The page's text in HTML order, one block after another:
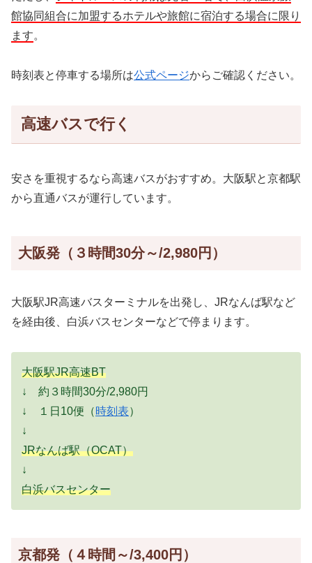
館協同組合に加盟するホテルや旅館に宿泊する場合に限り
ます。
時刻表と停車する場所は公式ページからご確認ください。
高速バスで行く
安さを重視するなら高速バスがおすすめ。大阪駅と京都駅
から直通バスが運行しています。
大阪発（３時間30分～/2,980円）
大阪駅JR高速バスターミナルを出発し、JRなんば駅など
を経由後、白浜バスセンターなどで停まります。
大阪駅JR高速BT
↓ 約３時間30分/2,980円
↓ １日10便（時刻表）
↓
JRなんば駅（OCAT）
↓
白浜バスセンター
京都発（４時間～/3,400円）